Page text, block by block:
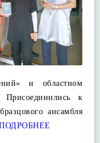
и областном
Присоединились к
ансамбля